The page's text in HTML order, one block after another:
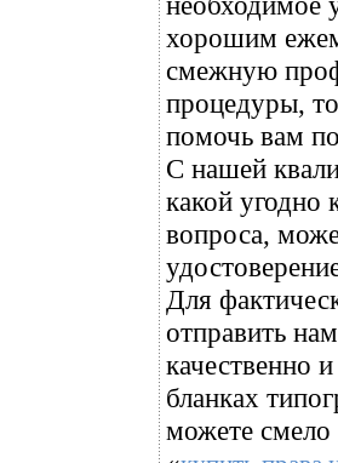
хорошим
смежную
процедуры,
помочь вам
С нашей
какой угодно
вопроса,
Для
отправить
качественно
бланках
можете смело